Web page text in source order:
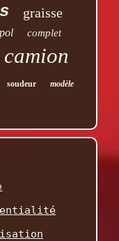
graisse
complet
camion
soudeur modèle